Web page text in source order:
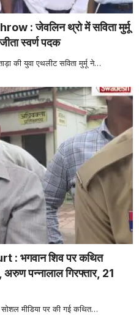
: जेवलिन थ्रो में सविता मुर्मू
स्वर्ण पदक
की युवा एथलीट सविता मुर्मू ने…
भगवान शिव पर कथित
पन्नालाल गिरफ्तार, 21
मीडिया पर की गई कथित…